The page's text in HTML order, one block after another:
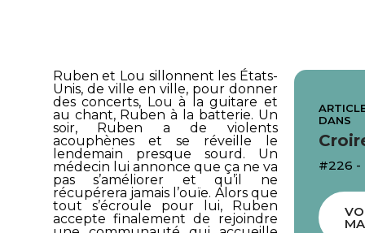
Ruben et Lou sillonnent les États-
Unis, de ville en ville, pour donner
des concerts, Lou à la guitare et
au chant, Ruben à la batterie. Un
soir, Ruben a de violents
acouphènes et se réveille le
lendemain presque sourd. Un
médecin lui annonce que ça ne va
pas s’améliorer et qu’il ne
récupérera jamais l’ouïe. Alors que
tout s’écroule pour lui, Ruben
accepte finalement de rejoindre
DANS
#226 -